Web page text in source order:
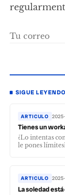
SIGUE LEYENDO
ARTICULO
Tienes un
¿Lo intentas
le pones
ARTICULO
La soledad